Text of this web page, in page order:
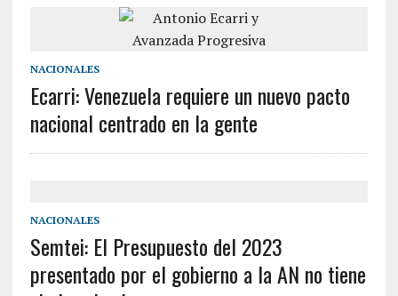
NACIONALES
Ecarri: Venezuela requiere un nuevo pacto
nacional centrado en la gente
NACIONALES
Semtei: El Presupuesto del 2023
presentado por el gobierno a la AN no tiene